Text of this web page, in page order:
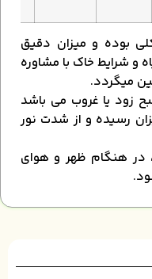
بوده و میزان دقیق
شرایط خاک با مشاوره
می­گردد.
زود یا غروب می باشد
رسیده و از شدت نور
در هنگام ظهر و هوای